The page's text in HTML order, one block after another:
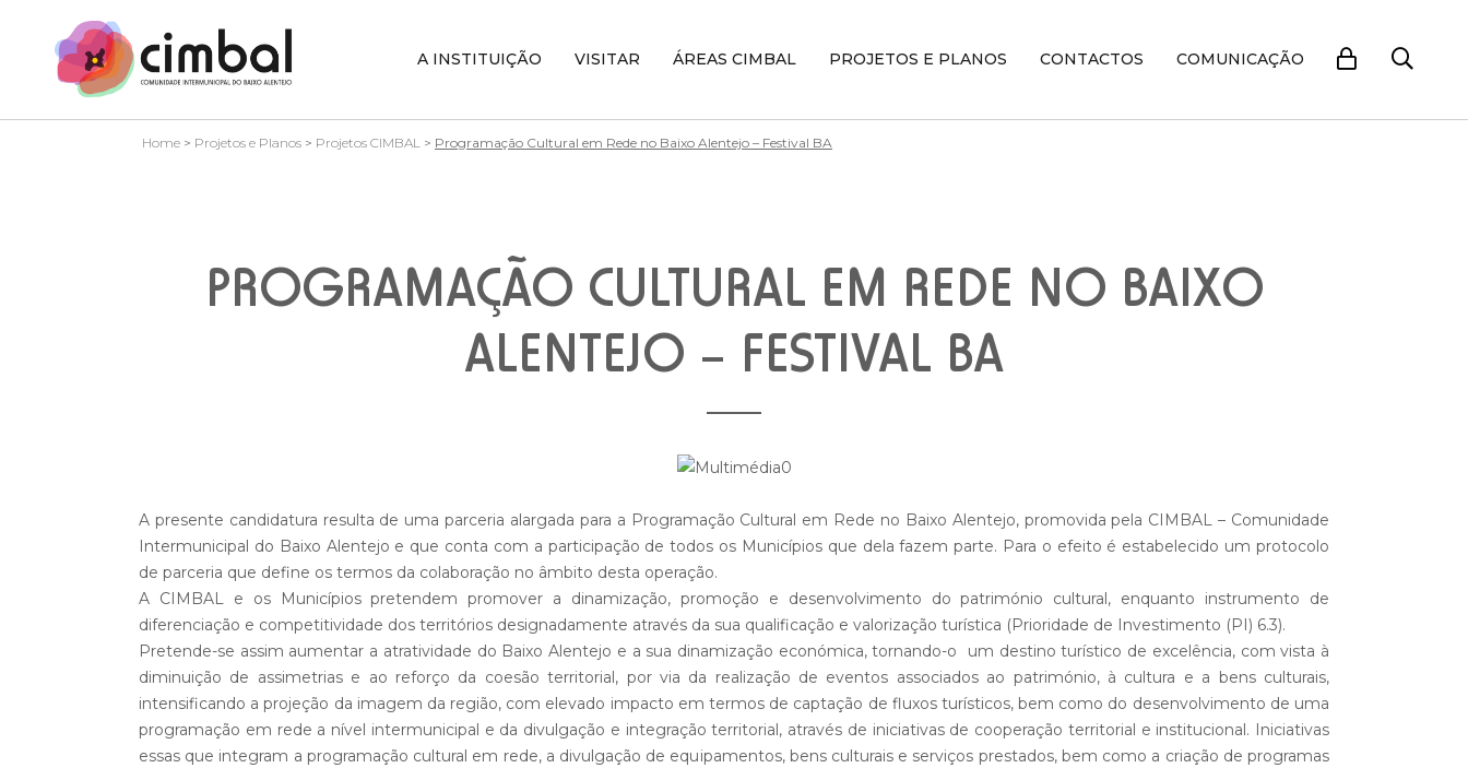
A INSTITUIÇÃO VISITAR ÁREAS CIMBAL PROJETOS E PLANOS CONTACTOS COMUNICAÇÃO
Home > Projetos e Planos > Projetos CIMBAL > Programação Cultural em Rede no Baixo Alentejo – Festival BA
PROGRAMAÇÃO CULTURAL EM REDE NO BAIXO
ALENTEJO – FESTIVAL BA
A presente candidatura resulta de uma parceria alargada para a Programação Cultural em Rede no Baixo Alentejo, promovida pela CIMBAL – Comunidade
Intermunicipal do Baixo Alentejo e que conta com a participação de todos os Municípios que dela fazem parte. Para o efeito é estabelecido um protocolo
de parceria que define os termos da colaboração no âmbito desta operação.
A CIMBAL e os Municípios pretendem promover a dinamização, promoção e desenvolvimento do património cultural, enquanto instrumento de
diferenciação e competitividade dos territórios designadamente através da sua qualificação e valorização turística (Prioridade de Investimento (PI) 6.3).
Pretende-se assim aumentar a atratividade do Baixo Alentejo e a sua dinamização económica, tornando-o um destino turístico de excelência, com vista à
diminuição de assimetrias e ao reforço da coesão territorial, por via da realização de eventos associados ao património, à cultura e a bens culturais,
intensificando a projeção da imagem da região, com elevado impacto em termos de captação de fluxos turísticos, bem como do desenvolvimento de uma
programação em rede a nível intermunicipal e da divulgação e integração territorial, através de iniciativas de cooperação territorial e institucional. Iniciativas
essas que integram a programação cultural em rede, a divulgação de equipamentos, bens culturais e serviços prestados, bem como a criação de programas